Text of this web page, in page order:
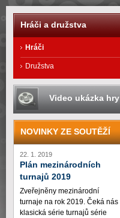
Hráči a družstva
Hráči
Družstva
Video ukázka hry
NOVINKY ZE SOUTĚŽÍ
22. 1. 2019
Plán mezinárodních
turnajů 2019
Zveřejněny mezinárodní
turnaje na rok 2019. Čeká nás
klasická série turnajů série